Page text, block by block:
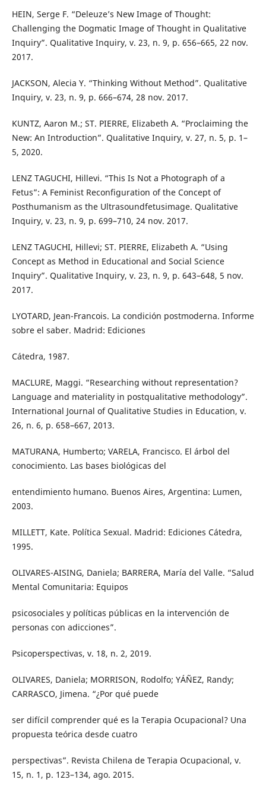
HEIN, Serge F. “Deleuze’s New Image of Thought:
Challenging the Dogmatic Image of Thought in Qualitative
Inquiry”. Qualitative Inquiry, v. 23, n. 9, p. 656–665, 22 nov.
2017.
JACKSON, Alecia Y. “Thinking Without Method”. Qualitative
Inquiry, v. 23, n. 9, p. 666–674, 28 nov. 2017.
KUNTZ, Aaron M.; ST. PIERRE, Elizabeth A. “Proclaiming the
New: An Introduction”. Qualitative Inquiry, v. 27, n. 5, p. 1–
5, 2020.
LENZ TAGUCHI, Hillevi. “This Is Not a Photograph of a
Fetus”: A Feminist Reconfiguration of the Concept of
Posthumanism as the Ultrasoundfetusimage. Qualitative
Inquiry, v. 23, n. 9, p. 699–710, 24 nov. 2017.
LENZ TAGUCHI, Hillevi; ST. PIERRE, Elizabeth A. “Using
Concept as Method in Educational and Social Science
Inquiry”. Qualitative Inquiry, v. 23, n. 9, p. 643–648, 5 nov.
2017.
LYOTARD, Jean-Francois. La condición postmoderna. Informe
sobre el saber. Madrid: Ediciones
Cátedra, 1987.
MACLURE, Maggi. “Researching without representation?
Language and materiality in postqualitative methodology”.
International Journal of Qualitative Studies in Education, v.
26, n. 6, p. 658–667, 2013.
MATURANA, Humberto; VARELA, Francisco. El árbol del
conocimiento. Las bases biológicas del
entendimiento humano. Buenos Aires, Argentina: Lumen,
2003.
MILLETT, Kate. Política Sexual. Madrid: Ediciones Cátedra,
1995.
OLIVARES-AISING, Daniela; BARRERA, María del Valle. “Salud
Mental Comunitaria: Equipos
psicosociales y políticas públicas en la intervención de
personas con adicciones”.
Psicoperspectivas, v. 18, n. 2, 2019.
OLIVARES, Daniela; MORRISON, Rodolfo; YÁÑEZ, Randy;
CARRASCO, Jimena. “¿Por qué puede
ser difícil comprender qué es la Terapia Ocupacional? Una
propuesta teórica desde cuatro
perspectivas”. Revista Chilena de Terapia Ocupacional, v.
15, n. 1, p. 123–134, ago. 2015.